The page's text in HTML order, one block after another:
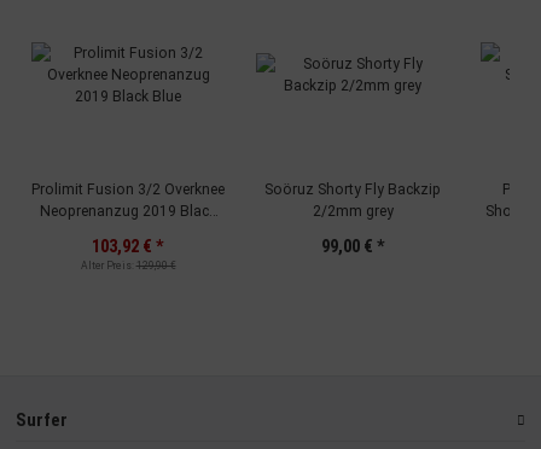
Prolimit Fusion 3/2 Overknee
Neoprenanzug 2019 Black
103,92 € *
Alter Preis: 129,90 €
Soöruz Shorty Fly Backzip
2/2mm grey
99,00 € *
Shorty
Surfer